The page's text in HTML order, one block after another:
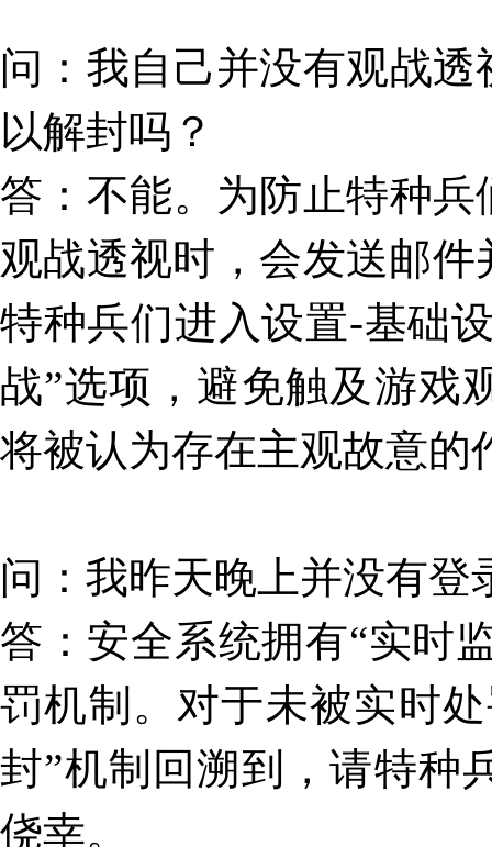
问 ： 我自己并没有观战
以解封吗？
答 ：不能。为防止特种
观战透视时，会发送邮
特种兵们进入设置-基础
战”选项，避免触及游戏
将被认为存在主观故意的
问 ： 我昨天晚上并没有登
答 ：安全系统拥有“实时
罚机制。对于未被实时
封”机制回溯到，请特种
侥幸。